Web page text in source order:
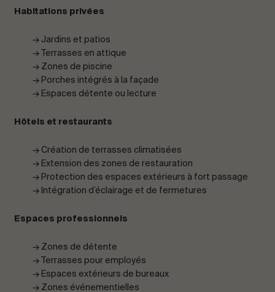
Habitations privées
→ Jardins et patios
→ Terrasses en attique
→ Zones de piscine
→ Porches intégrés à la façade
→ Espaces détente ou lecture
Hôtels et restaurants
→ Création de terrasses climatisées
→ Extension des zones de restauration
→ Protection des espaces extérieurs à fort passage
→ Intégration d’éclairage et de fermetures
Espaces professionnels
→ Zones de détente
→ Terrasses pour employés
→ Espaces extérieurs de bureaux
→ Zones événementielles